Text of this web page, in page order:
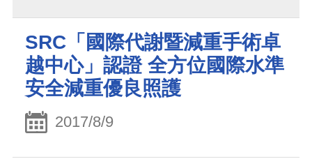
SRC「國際代謝暨減重手術卓
越中心」認證 全方位國際水準
安全減重優良照護
2017/8/9